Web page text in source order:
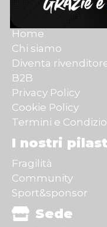
Link rapidi
Home
Chi siamo
Diventa
B2B
Privacy Policy
Cookie Policy
Termini e
I nostri
Fragilità
Community
Sport&sponsor
Sede